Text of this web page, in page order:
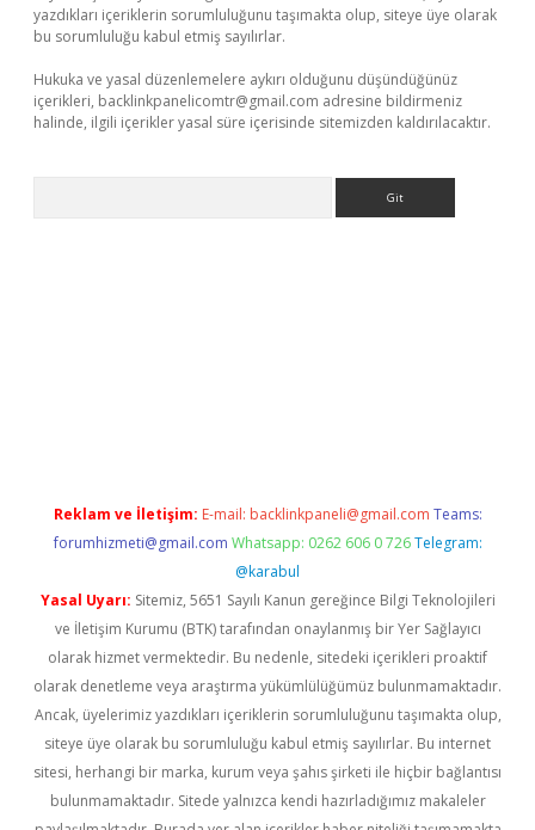
yazdıkları içeriklerin sorumluluğunu taşımakta olup, siteye üye olarak
bu sorumluluğu kabul etmiş sayılırlar.
Hukuka ve yasal düzenlemelere aykırı olduğunu düşündüğünüz
içerikleri, backlinkpanelicomtr@gmail.com adresine bildirmeniz
halinde, ilgili içerikler yasal süre içerisinde sitemizden kaldırılacaktır.
Reklam ve İletişim: E-mail: backlinkpaneli@gmail.com Teams:
forumhizmeti@gmail.com Whatsapp: 0262 606 0 726 Telegram:
@karabul
Yasal Uyarı: Sitemiz, 5651 Sayılı Kanun gereğince Bilgi Teknolojileri
ve İletişim Kurumu (BTK) tarafından onaylanmış bir Yer Sağlayıcı
olarak hizmet vermektedir. Bu nedenle, sitedeki içerikleri proaktif
olarak denetleme veya araştırma yükümlülüğümüz bulunmamaktadır.
Ancak, üyelerimiz yazdıkları içeriklerin sorumluluğunu taşımakta olup,
siteye üye olarak bu sorumluluğu kabul etmiş sayılırlar. Bu internet
sitesi, herhangi bir marka, kurum veya şahıs şirketi ile hiçbir bağlantısı
bulunmamaktadır. Sitede yalnızca kendi hazırladığımız makaleler